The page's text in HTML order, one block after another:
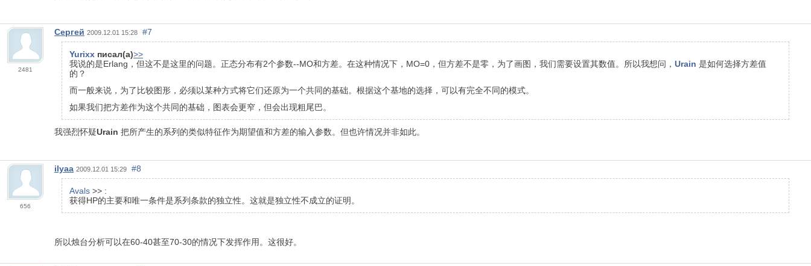
2481
Сергей 2009.12.01 15:28 #7
Yurixx писал(а)>>
我说的是Erlang，但这不是这里的问题。正态分布有2个参数--MO和方差。在这种情况下，MO=0，但方差不是零，为了画图，我们需要设置其数值。所以我想问， Urain 是如何选择方差值
的？
而一般来说，为了比较图形，必须以某种方式将它们还原为一个共同的基础。根据这个基地的选择，可以有完全不同的模式。
如果我们把方差作为这个共同的基础，图表会更窄，但会出现粗尾巴。
我强烈怀疑Urain 把所产生的系列的类似特征作为期望值和方差的输入参数。但也许情况并非如此。
656
ilyaa 2009.12.01 15:29 #8
Avals >> :
获得HP的主要和唯一条件是系列条款的独立性。这就是独立性不成立的证明。
所以烛台分析可以在60-40甚至70-30的情况下发挥作用。这很好。